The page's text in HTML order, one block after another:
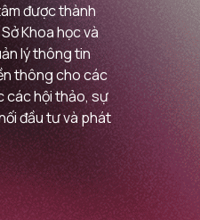
được thành
Khoa học và
lý thông tin
thông cho các
các hội thảo, sự
đầu tư và phát